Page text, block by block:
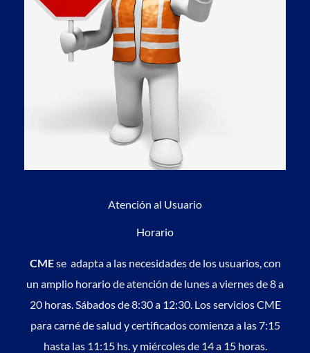
Atención al Usuario
Horario
CMEse adapta a las necesidades de los usuarios, con
un amplio horario de atención de lunes a viernes de 8 a
20 horas. Sábados de 8:30 a 12:30. Los servicios CME
para carné de salud y certificados comienza a las 7:15
hasta las 11:15 hs. y miércoles de 14 a 15 horas.